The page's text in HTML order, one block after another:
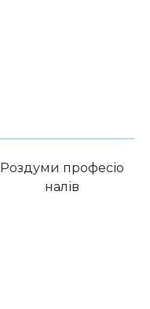
Роздуми професіо
налів